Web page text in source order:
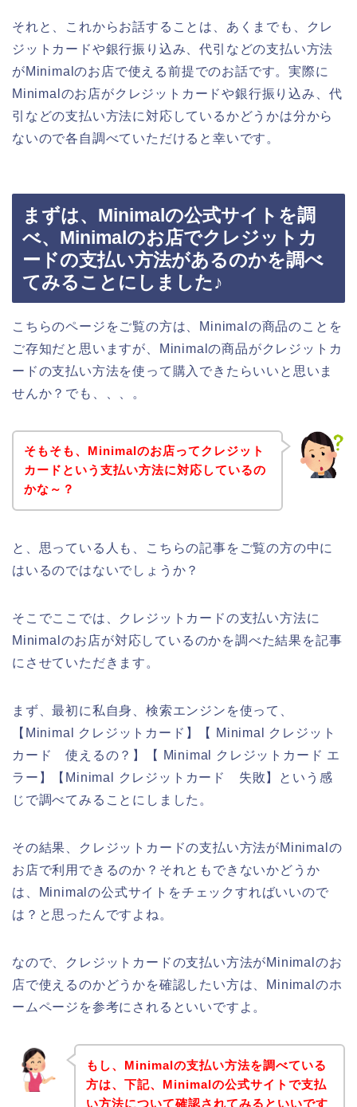
それと、これからお話することは、あくまでも、クレ
ジットカードや銀行振り込み、代引などの支払い方法
がMinimalのお店で使える前提でのお話です。実際に
Minimalのお店がクレジットカードや銀行振り込み、代
引などの支払い方法に対応しているかどうかは分から
ないので各自調べていただけると幸いです。
まずは、Minimalの公式サイトを調
べ、Minimalのお店でクレジットカ
ードの支払い方法があるのかを調べ
てみることにしました♪
こちらのページをご覧の方は、Minimalの商品のことを
ご存知だと思いますが、Minimalの商品がクレジットカ
ードの支払い方法を使って購入できたらいいと思いま
せんか？でも、、、。
そもそも、Minimalのお店ってクレジット
カードという支払い方法に対応しているの
かな～？
と、思っている人も、こちらの記事をご覧の方の中に
はいるのではないでしょうか？
そこでここでは、クレジットカードの支払い方法に
Minimalのお店が対応しているのかを調べた結果を記事
にさせていただきます。
まず、最初に私自身、検索エンジンを使って、
【Minimal クレジットカード】【 Minimal クレジット
カード 使えるの？】【 Minimal クレジットカード エ
ラー】【Minimal クレジットカード 失敗】という感
じで調べてみることにしました。
その結果、クレジットカードの支払い方法がMinimalの
お店で利用できるのか？それともできないかどうか
は、Minimalの公式サイトをチェックすればいいので
は？と思ったんですよね。
なので、クレジットカードの支払い方法がMinimalのお
店で使えるのかどうかを確認したい方は、Minimalのホ
ームページを参考にされるといいですよ。
もし、Minimalの支払い方法を調べている
方は、下記、Minimalの公式サイトで支払
い方法について確認されてみるといいです